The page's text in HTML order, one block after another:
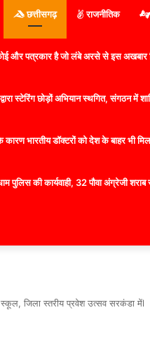
छत्तीसगढ़ राजनीतिक
और पत्रकार है जो लंबे अरसे से इस अखबार
स्टेरिंग छोड़ों अभियान स्थगित, संगठन में
कारण भारतीय डॉक्टरों को देश के बाहर भी
पुलिस की कार्यवाही, 32 पौवा अंग्रेजी शराब
जिला स्तरीय प्रवेश उत्सव सरकंडा मेंl